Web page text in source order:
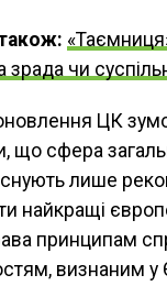
чи
ЦК
що сфера
лише
найкращі
принципам
визнаним